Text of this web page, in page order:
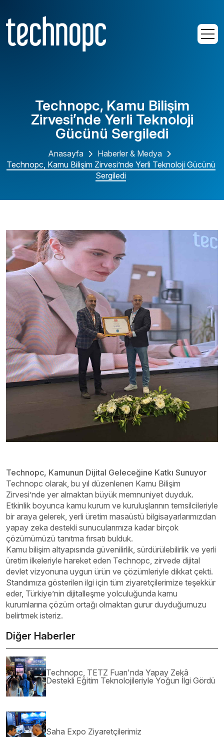
Technopc, Kamu Bilişim
Zirvesi’nde Yerli Teknoloji
Gücünü Sergiledi
Anasayfa
Haberler & Medya
Technopc, Kamu Bilişim Zirvesi’nde Yerli Teknoloji Gücünü
Sergiledi
Technopc, Kamunun Dijital Geleceğine Katkı Sunuyor
Technopc olarak, bu yıl düzenlenen Kamu Bilişim
Zirvesi’nde yer almaktan büyük memnuniyet duyduk.
Etkinlik boyunca kamu kurum ve kuruluşlarının temsilcileriyle
bir araya gelerek, yerli üretim masaüstü bilgisayarlarımızdan
yapay zeka destekli sunucularımıza kadar birçok
çözümümüzü tanıtma fırsatı bulduk.
Kamu bilişim altyapısında güvenilirlik, sürdürülebilirlik ve yerli
üretim ilkeleriyle hareket eden Technopc, zirvede dijital
devlet vizyonuna uygun ürün ve çözümleriyle dikkat çekti.
Standımıza gösterilen ilgi için tüm ziyaretçilerimize teşekkür
eder, Türkiye’nin dijitalleşme yolculuğunda kamu
kurumlarına çözüm ortağı olmaktan gurur duyduğumuzu
belirtmek isteriz.
Diğer Haberler
Technopc, TETZ Fuarı'nda Yapay Zekâ
Destekli Eğitim Teknolojileriyle Yoğun İlgi Gördü
Saha Expo Ziyaretçilerimiz